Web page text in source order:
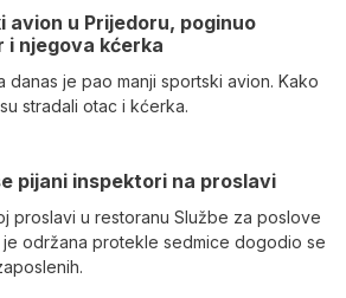
avion u Prijedoru, poginuo
njegova kćerka
danas je pao manji sportski avion. Kako
stradali otac i kćerka.
pijani inspektori na proslavi
proslavi u restoranu Službe za poslove
je održana protekle sedmice dogodio se